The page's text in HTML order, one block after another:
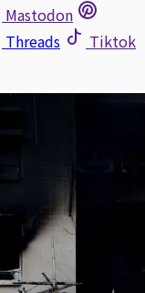
Mastodon
Threads
Tiktok